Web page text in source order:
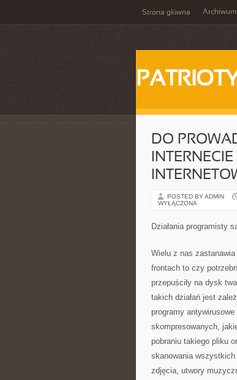
Strona główna Archiwum
DO
POSTED BY ADMIN
WYŁĄCZONA
Działania programisty
Wielu z nas
frontach to czy
przepuściły na dysk
takich działań jest
programy
skompresowanych,
pobraniu takiego pliku
skanowania
zdjęcia, utwory